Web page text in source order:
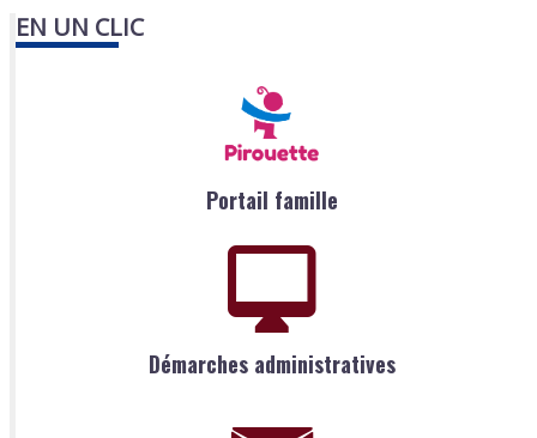
EN UN CLIC
Portail famille
Démarches administratives